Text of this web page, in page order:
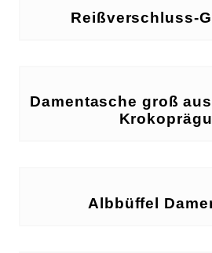
Reißverschluss-
Damentasche groß
Albbüffel